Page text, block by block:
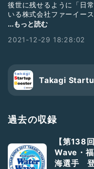
後世に残せるように「日
いる株式会社ファーイー
に、事業の成り立ちや、
...もっと読む
2021-12-29 18:28:02
Takagi
過去の収録
【第138
Wave・
海選手 登